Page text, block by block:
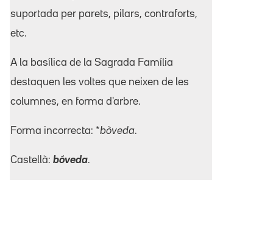
suportada per parets, pilars, contraforts,
etc.
A la basílica de la Sagrada Família
destaquen les voltes que neixen de les
columnes, en forma d'arbre.
Forma incorrecta: *bòveda.
Castellà: bóveda.